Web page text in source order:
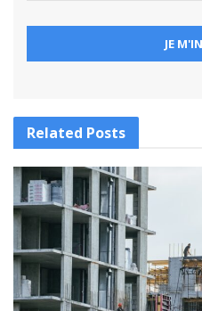
Related Posts